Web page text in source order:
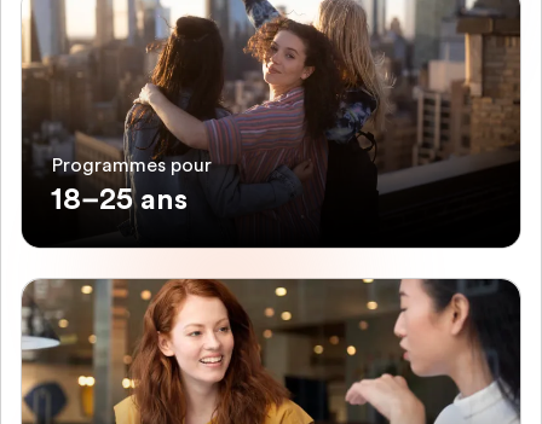
Programmes pour
18–25 ans